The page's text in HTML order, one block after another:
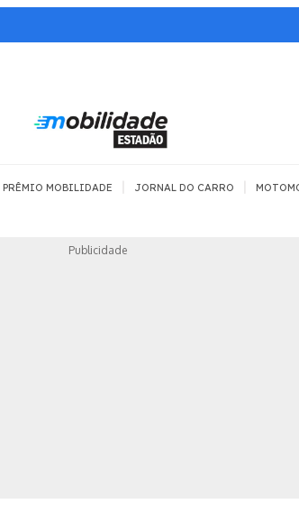
MOBILIDADE COM
SEGURANÇA
PRÊMIO MOBILIDADE JORNAL DO CARRO
Publicidade